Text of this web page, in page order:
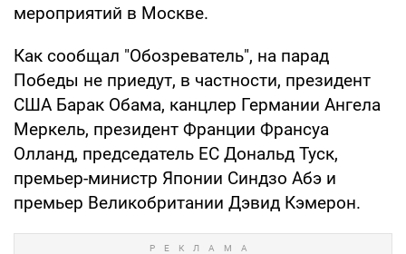
мероприятий в Москве.
Как сообщал "Обозреватель", на парад
Победы не приедут, в частности, президент
США Барак Обама, канцлер Германии Ангела
Меркель, президент Франции Франсуа
Олланд, председатель ЕС Дональд Туск,
премьер-министр Японии Синдзо Абэ и
премьер Великобритании Дэвид Кэмерон.